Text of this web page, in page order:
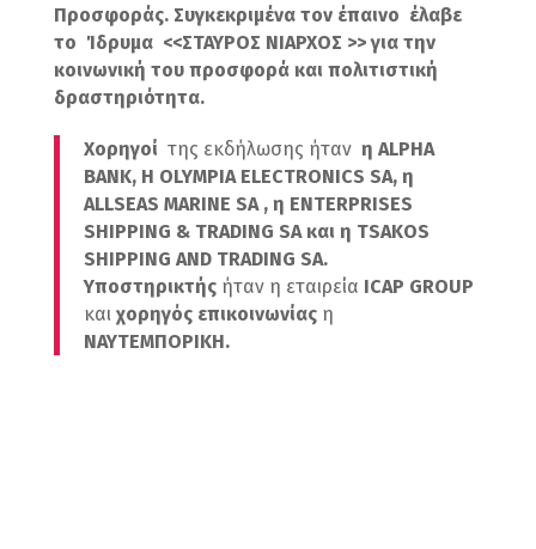
Προσφοράς. Συγκεκριμένα τον έπαινο έλαβε
το Ίδρυμα <<ΣΤΑΥΡΟΣ ΝΙΑΡΧΟΣ >> για την
κοινωνική του προσφορά και πολιτιστική
δραστηριότητα.
Χορηγοίτης εκδήλωσης ήταν η ALPHA
BANK, Η OLYMPIA ELECTRONICS SA, η
ΑLLSEAS MARINE SA , η ENTERPRISES
SHIPPING & TRADING SAκαι η TSAKOS
SHIPPING AND TRADING SA.
Υποστηρικτήςήταν η εταιρεία ICAP GROUP
και χορηγός επικοινωνίας η
ΝΑΥΤΕΜΠΟΡΙΚΗ.